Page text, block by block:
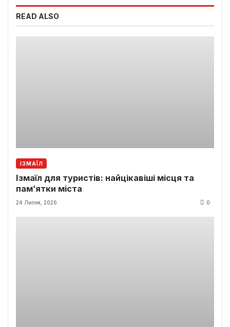
READ ALSO
ІЗМАЇЛ
Ізмаїл для туристів: найцікавіші місця та
пам’ятки міста
24 Липня, 2026 0